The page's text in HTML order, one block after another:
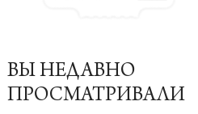
ВЫ НЕДАВНО
ПРОСМАТРИВАЛИ